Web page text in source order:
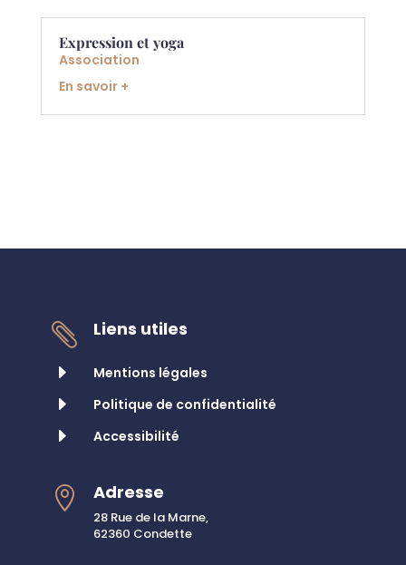
Expression et yoga
Association
En savoir +

Liens utiles
E
Mentions légales
E Politique de confidentialité
E Accessibilité
 Adresse
28 Rue de la Marne,
62360 Condette